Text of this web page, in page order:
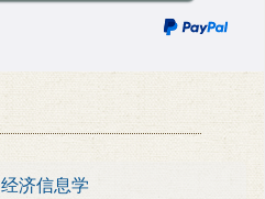
经济信息学